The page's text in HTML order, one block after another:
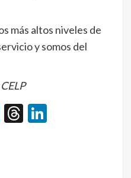
más altos niveles de
y somos del
Telegram
Threads